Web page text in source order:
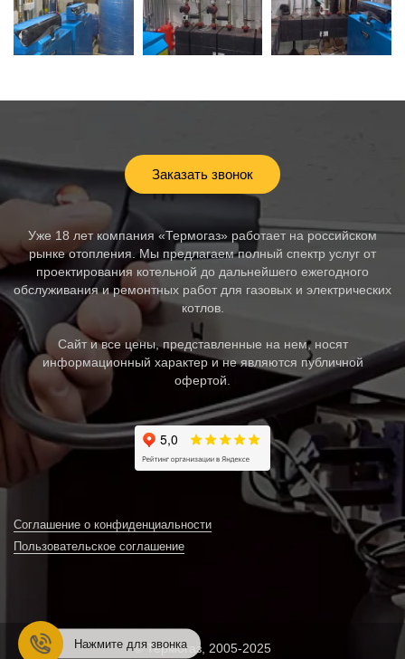
Заказать звонок
Уже 18 лет компания «Термогаз» работает на российском
рынке отопления. Мы предлагаем полный спектр услуг от
проектирования котельной до дальнейшего ежегодного
обслуживания и ремонтных работ для газовых и электрических
котлов.
Сайт и все цены, представленные на нем, носят
информационный характер и не являются публичной
офертой.
Соглашение о конфиденциальности
Пользовательское соглашение
© Термогаз, 2005-2025
Нажмите для звонка